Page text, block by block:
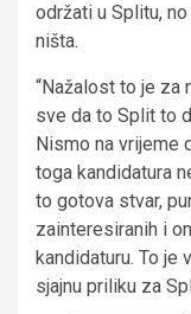
održati u Splitu,
ništa.
“Nažalost to je za
sve da to Split to
Nismo na vrijeme
toga kandidatura
to gotova stvar,
zainteresiranih i
kandidaturu. To
sjajnu priliku za